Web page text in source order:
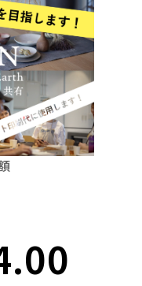
国
州・沖縄
千葉 東京
山梨 長野
兵庫 奈良
山口